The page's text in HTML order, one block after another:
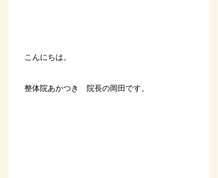
こんにちは。
整体院あかつき 院長の岡田です。